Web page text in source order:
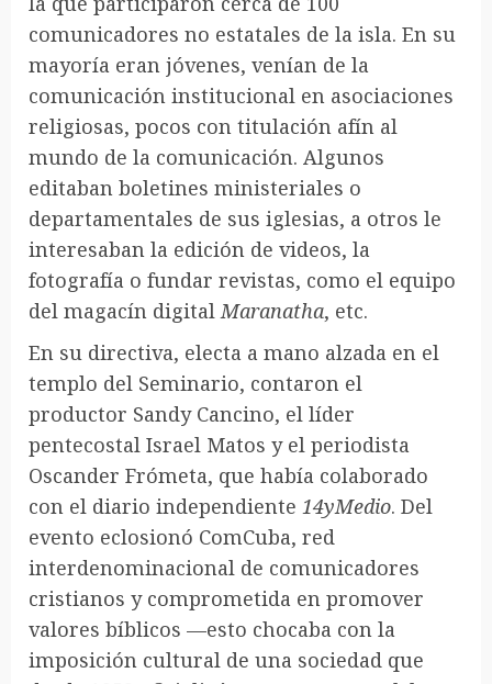
comunicadores no estatales de la isla. En su
mayoría eran jóvenes, venían de la
comunicación institucional en asociaciones
religiosas, pocos con titulación afín al
mundo de la comunicación. Algunos
editaban boletines ministeriales o
departamentales de sus iglesias, a otros le
interesaban la edición de videos, la
fotografía o fundar revistas, como el equipo
del magacín digitalMaranatha, etc.
En su directiva, electa a mano alzada en el
templo del Seminario, contaron el
productor Sandy Cancino, el líder
pentecostal Israel Matos y el periodista
Oscander Frómeta, que había colaborado
con el diario independiente 14yMedio. Del
evento eclosionó ComCuba, red
interdenominacional de comunicadores
cristianos y comprometida en promover
valores bíblicos —esto chocaba con la
imposición cultural de una sociedad que